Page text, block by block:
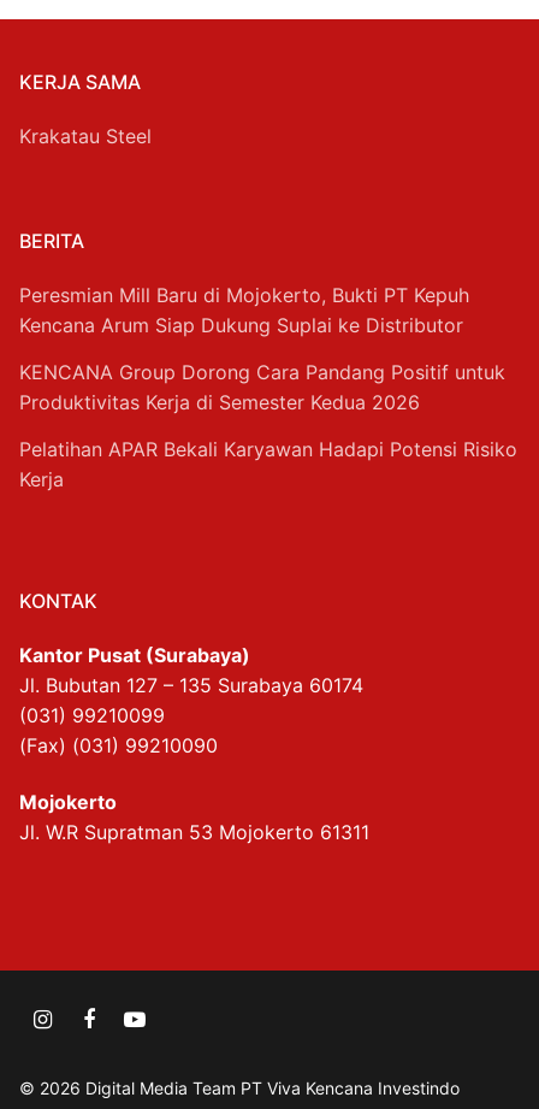
KERJA SAMA
Krakatau Steel
BERITA
Peresmian Mill Baru di Mojokerto, Bukti PT Kepuh
Kencana Arum Siap Dukung Suplai ke Distributor
KENCANA Group Dorong Cara Pandang Positif untuk
Produktivitas Kerja di Semester Kedua 2026
Pelatihan APAR Bekali Karyawan Hadapi Potensi Risiko
Kerja
KONTAK
Kantor Pusat (Surabaya)
Jl. Bubutan 127 – 135 Surabaya 60174
(031) 99210099
(Fax) (031) 99210090
Mojokerto
Jl. W.R Supratman 53 Mojokerto 61311
© 2026 Digital Media Team PT Viva Kencana Investindo